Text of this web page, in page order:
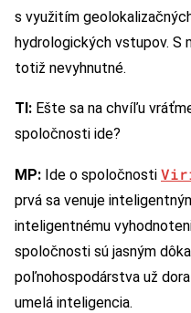
s využitím
hydrologických vstupov. S
totiž nevyhnutné.
TI: Ešte sa na chvíľu
spoločnosti ide?
MP: Ide o spoločnosti
prvá sa venuje
inteligentnému
spoločnosti sú jasným
poľnohospodárstva už
umelá inteligencia.